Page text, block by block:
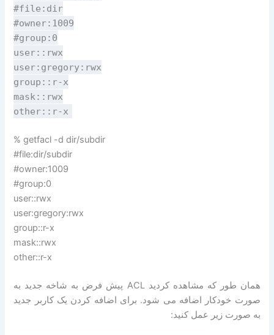
#file:dir
#owner:1009
#group:0
user::rwx
user:gregory:rwx
group::r-x
mask::rwx
other::r-x
% getfacl -d dir/subdir
#file:dir/subdir
#owner:1009
#group:0
user::rwx
user:gregory:rwx
group::r-x
mask::rwx
other::r-x
همان طور که مشاهده کردید ACL پیش فرض به شاخه جدید به
صورت خودکار اضافه می شود. برای اضافه کردن یک کاربر جدید
به صورت زیر عمل کنید: